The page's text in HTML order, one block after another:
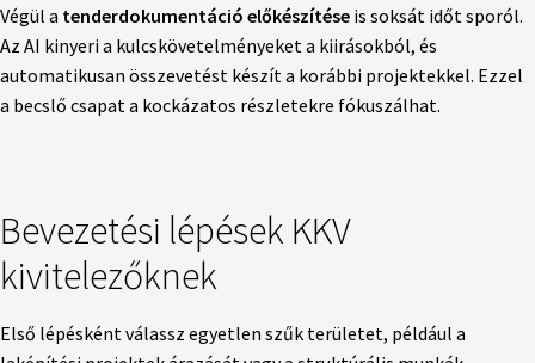
Végül a tenderdokumentáció előkészítése is soksát időt sporól.
Az AI kinyeri a kulcskövetelményeket a kiirásokból, és
automatikusan összevetést készít a korábbi projektekkel. Ezzel
a becslő csapat a kockázatos részletekre fókuszálhat.
Bevezetési lépések KKV
kivitelezőknek
Első lépésként válassz egyetlen szűk területet, például a